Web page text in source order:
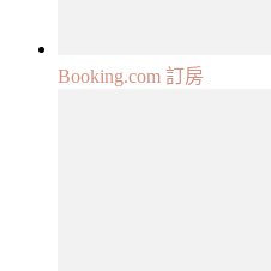
Booking.com 訂房